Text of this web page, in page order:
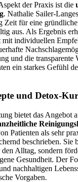
der Praxis ist die
. Nathalie Sailer-
Zeit für eine
aus. Als Ergebnis
mit individuellen
und die transparente
ein starkes Gefühl
und Detox-
bietet das Angebot
Patienten als sehr
beschrieben. Sie
Alltag, sondern
Gesundheit. Der
nachhaltigen
Vorgaben.